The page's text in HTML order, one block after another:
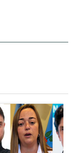
queda de la ley de
de tendencia con